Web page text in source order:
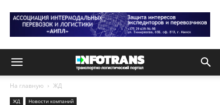
На главную ЖД
ЖД Новости компаний